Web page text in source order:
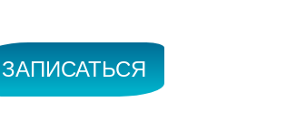
ЗАПИСАТЬСЯ